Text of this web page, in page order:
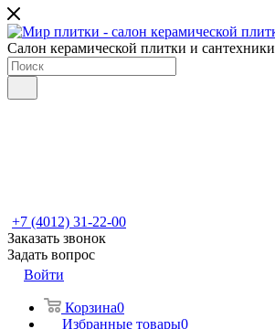
Салон керамической плитки и сантехники
+7 (4012) 31-22-00
Заказать звонок
Задать вопрос
Войти
Корзина0
Избранные товары0